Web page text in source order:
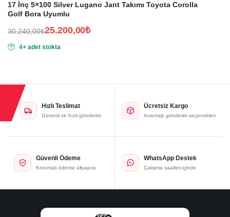
17 İnç 5×100 Silver Lugano Jant Takımı Toyota Corolla
Golf Bora Uyumlu
30.240,00₺
fiyat:
25.200,00₺
andaki
4+ adet stokta
Hızlı Teslimat
Güvenli ve hızlı gönderim
Ücretsiz Kargo
Avantajlı gönderim seçenekleri
Güvenli Ödeme
Korumalı ödeme altyapısı
WhatsApp Destek
Çalışma saatleri içinde